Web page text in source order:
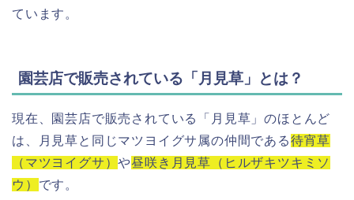
ています。
園芸店で販売されている「月見草」とは？
現在、園芸店で販売されている「月見草」のほとんど
は、月見草と同じマツヨイグサ属の仲間である待宵草
（マツヨイグサ）や昼咲き月見草（ヒルザキツキミソ
ウ） です。